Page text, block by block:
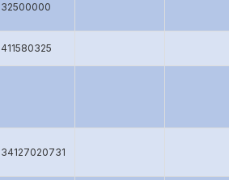
32500000
411580325
34127020731